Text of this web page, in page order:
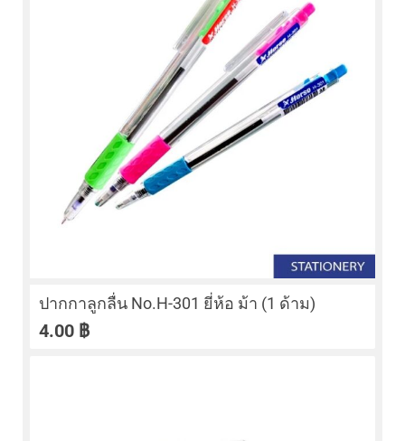
ปากกาลูกลื่น No.H-301 ยี่ห้อ ม้า (1 ด้าม)
4.00 ฿